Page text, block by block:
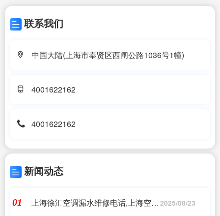
联系我们
中国大陆(上海市奉贤区西闸公路1036号1幢)
4001622162
4001622162
新闻动态
01
上海徐汇空调漏水维修电话,上海空调 2025/08/23